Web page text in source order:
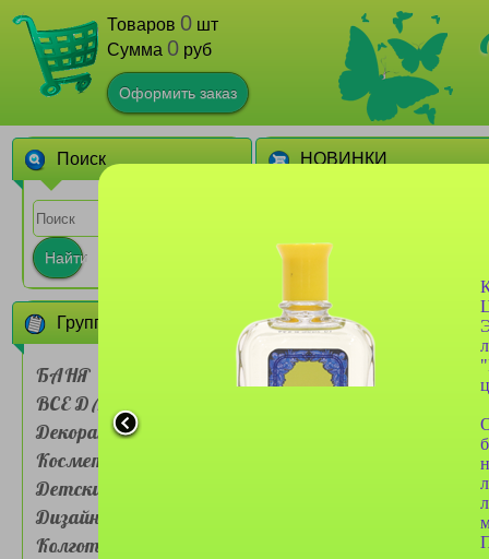
Товаров 0 шт
Сумма 0 руб
Оформить заказ
Поиск
Найти
Группы товаров
БАНЯ
ВСЕ ДЛЯ ДОМА
Декоративная
Косметика
Детские товары
Дизайн для ногтей
Колготки, носочки
НОВИНКИ